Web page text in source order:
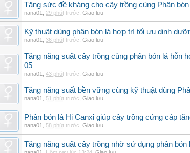
Tăng sức đề kháng cho cây trồng cùng Phân
nana01 29 phút trước Giao lưu
Kỹ thuật dùng phân bón lá hợp trí tối ưu dinh
nana01 36 phút trước Giao lưu
Tăng năng suất cây trồng cùng phân bón lá hỗn
05
nana01 43 phút trước Giao lưu
Tăng năng suất bền vững cùng kỹ thuật dùng
nana01 51 phút trước Giao lưu
Phân bón lá Hi Canxi giúp cây trồng cứng cáp
nana01 58 phút trước Giao lưu
Tăng năng suất cây trồng nhờ sử dụng phân bón